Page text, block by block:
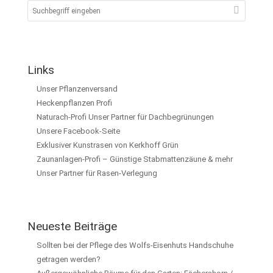
Links
Unser Pflanzenversand
Heckenpflanzen Profi
Naturach-Profi Unser Partner für Dachbegrünungen
Unsere Facebook-Seite
Exklusiver Kunstrasen von Kerkhoff Grün
Zaunanlagen-Profi – Günstige Stabmattenzäune & mehr
Unser Partner für Rasen-Verlegung
Neueste Beiträge
Sollten bei der Pflege des Wolfs-Eisenhuts Handschuhe
getragen werden?